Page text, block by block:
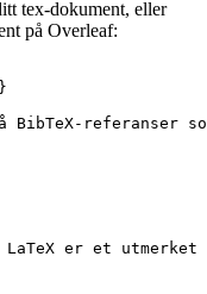
tex-dokument, eller
på Overleaf:
}
på BibTeX-
er et utmerket